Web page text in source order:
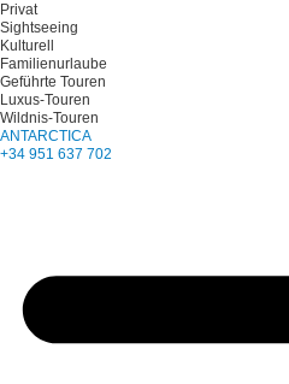
Privat
Sightseeing
Kulturell
Familienurlaube
Geführte Touren
Luxus-Touren
Wildnis-Touren
ANTARCTICA
+34 951 637 702